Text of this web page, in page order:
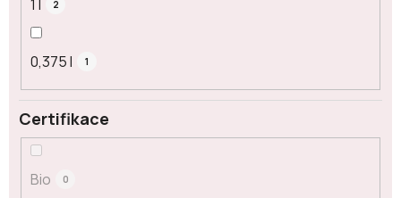
1 l 2
0,375 l 1
Certifikace
Bio 0